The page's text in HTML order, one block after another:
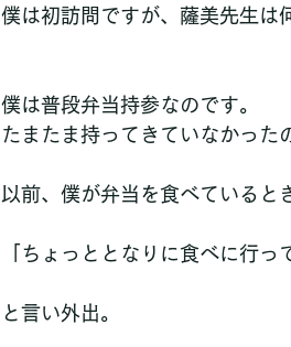
僕は初訪問ですが、薩美先生は
僕は普段弁当持参なのです。
たまたま持ってきていなかった
以前、僕が弁当を食べていると
「ちょっととなりに食べに行っ
と言い外出。